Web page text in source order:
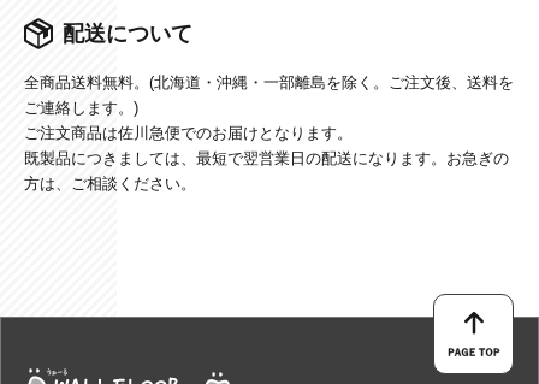
配送について
全商品送料無料。(北海道・沖縄・一部離島を除く。ご注文後、送料を
ご連絡します。)
ご注文商品は佐川急便でのお届けとなります。
既製品につきましては、最短で翌営業日の配送になります。お急ぎの
方は、ご相談ください。